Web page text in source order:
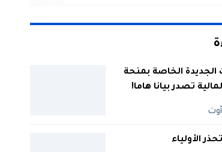
الجديدة الخاصة بمنحة
تصدر بيانا هاما!
الأولياء